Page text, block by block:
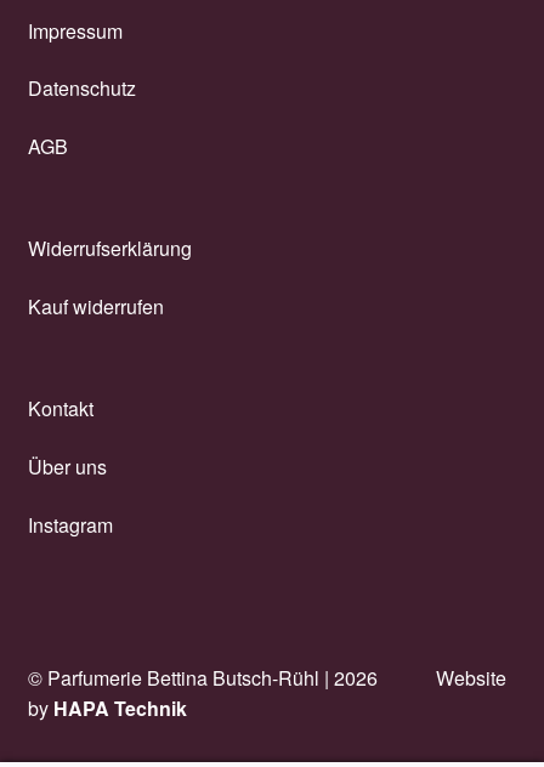
Impressum
Datenschutz
AGB
Widerrufserklärung
Kauf widerrufen
Kontakt
Über uns
Instagram
© Parfumerie Bettina Butsch-Rühl | 2026
Website
by HAPA Technik